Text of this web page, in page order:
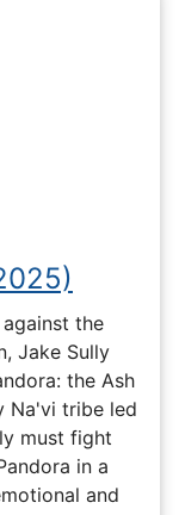
the
Jake Sully
the Ash
Na'vi tribe led
must fight
in a
and